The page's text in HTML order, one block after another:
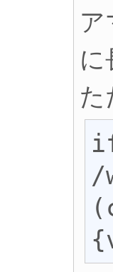
ア
に
た
/